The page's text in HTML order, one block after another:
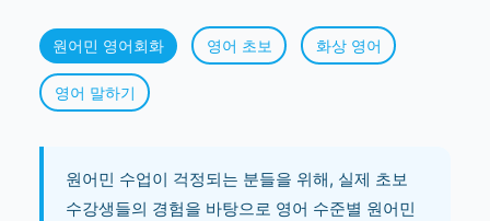
원어민 영어회화 영어 초보 화상 영어
영어 말하기
원어민 수업이 걱정되는 분들을 위해, 실제 초보
수강생들의 경험을 바탕으로 영어 수준별 원어민